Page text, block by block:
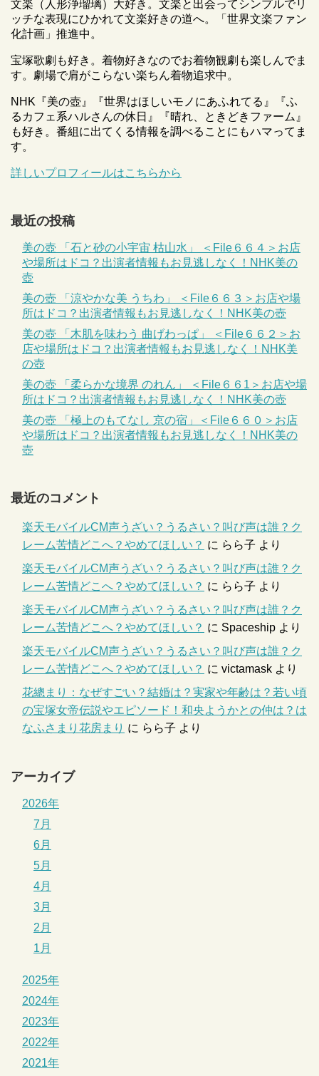
文楽（人形浄瑠璃）大好き。文楽と出会ってシンプルでリ
ッチな表現にひかれて文楽好きの道へ。「世界文楽ファン
化計画」推進中。
宝塚歌劇も好き。着物好きなのでお着物観劇も楽しんでま
す。劇場で肩がこらない楽ちん着物追求中。
NHK『美の壺』『世界はほしいモノにあふれてる』『ふ
るカフェ系ハルさんの休日』『晴れ、ときどきファーム』
も好き。番組に出てくる情報を調べることにもハマってま
す。
詳しいプロフィールはこちらから
最近の投稿
美の壺 「石と砂の小宇宙 枯山水」 ＜File６６４＞お店
や場所はドコ？出演者情報もお見逃しなく！NHK美の
壺
美の壺 「涼やかな美 うちわ」 ＜File６６３＞お店や場
所はドコ？出演者情報もお見逃しなく！NHK美の壺
美の壺 「木肌を味わう 曲げわっぱ」 ＜File６６２＞お
店や場所はドコ？出演者情報もお見逃しなく！NHK美
の壺
美の壺 「柔らかな境界 のれん」 ＜File６６1＞お店や場
所はドコ？出演者情報もお見逃しなく！NHK美の壺
美の壺 「極上のもてなし 京の宿」＜File６６０＞お店
や場所はドコ？出演者情報もお見逃しなく！NHK美の
壺
最近のコメント
楽天モバイルCM声うざい？うるさい？叫び声は誰？ク
レーム苦情どこへ？やめてほしい？ に らら子 より
楽天モバイルCM声うざい？うるさい？叫び声は誰？ク
レーム苦情どこへ？やめてほしい？ に らら子 より
楽天モバイルCM声うざい？うるさい？叫び声は誰？ク
レーム苦情どこへ？やめてほしい？ に Spaceship より
楽天モバイルCM声うざい？うるさい？叫び声は誰？ク
レーム苦情どこへ？やめてほしい？ に victamask より
花總まり：なぜすごい？結婚は？実家や年齢は？若い頃
の宝塚女帝伝説やエピソード！和央ようかとの仲は？は
なふさまり花房まり に らら子 より
アーカイブ
2026年
7月
6月
5月
4月
3月
2月
1月
2025年
2024年
2023年
2022年
2021年